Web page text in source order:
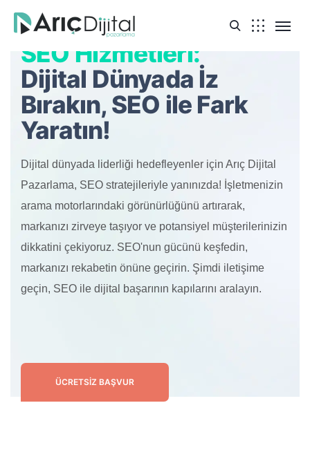
SEO Hizmetleri:
Dijital Dünyada İz
Bırakın, SEO ile Fark
Yaratın!
Dijital dünyada liderliği hedefleyenler için Arıç Dijital
Pazarlama, SEO stratejileriyle yanınızda! İşletmenizin
arama motorlarındaki görünürlüğünü artırarak,
markanızı zirveye taşıyor ve potansiyel müşterilerinizin
dikkatini çekiyoruz. SEO'nun gücünü keşfedin,
markanızı rekabetin önüne geçirin. Şimdi iletişime
geçin, SEO ile dijital başarının kapılarını aralayın.
ÜCRETSIZ BAŞVUR